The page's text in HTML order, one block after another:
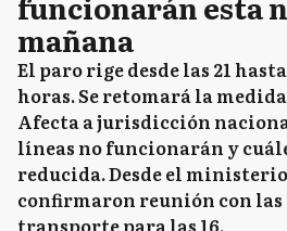
mañana
El paro rige desde las 21
horas. Se retomará la
Afecta a jurisdicción
líneas no funcionarán y
reducida. Desde el
confirmaron reunión con las
transporte para las 16.